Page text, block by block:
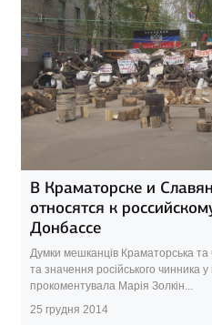
В Краматорске и
относятся к
Донбассе
Думки мешканців Краматорська
та значення російського чинника у
прокоментувала Марія Золкін...
25 грудня 2014